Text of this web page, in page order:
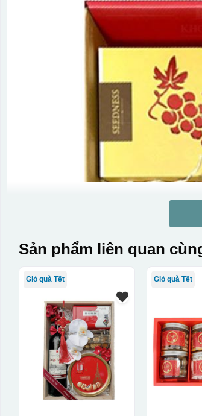
Sản phẩm liên quan
Giỏ quà Tết Giỏ quà Tết